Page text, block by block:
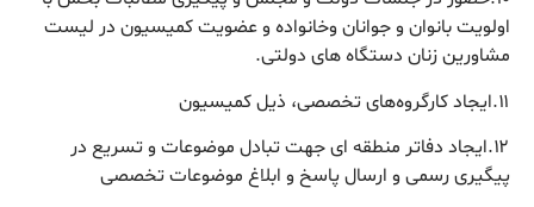
اولویت بانوان و جوانان وخانواده و عضویت کمیسیون در لیست
مشاورین زنان دستگاه های دولتی.
۱۱.ایجاد کارگروه‌های تخصصی، ذیل کمیسیون
۱۲.ایجاد دفاتر منطقه ای جهت تبادل موضوعات و تسریع در
پیگیری رسمی و ارسال پاسخ و ابلاغ موضوعات تخصصی